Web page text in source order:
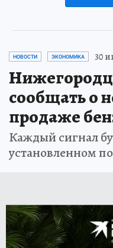
НОВОСТИ ЭКОНОМИКА 30
сообщать о
продаже
Каждый сигнал
установленном